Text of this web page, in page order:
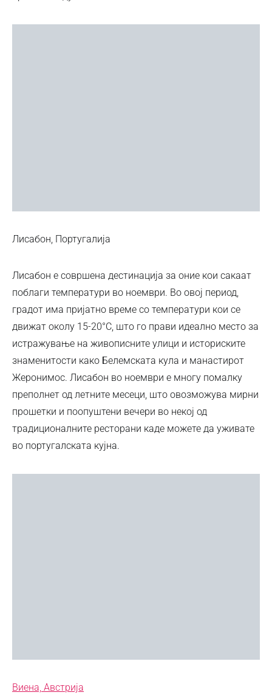
Лисабон, Португалија
Лисабон е совршена дестинација за оние кои сакаат
поблаги температури во ноември. Во овој период,
градот има пријатно време со температури кои се
движат околу 15-20°C, што го прави идеално место за
истражување на живописните улици и историските
знаменитости како Белемската кула и манастирот
Жеронимос. Лисабон во ноември е многу помалку
преполнет од летните месеци, што овозможува мирни
прошетки и поопуштени вечери во некој од
традиционалните ресторани каде можете да уживате
во португалската кујна.
Виена, Австрија